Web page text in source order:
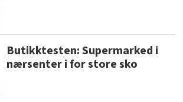
Butikktesten: Supermarked i
nærsenter i for store sko